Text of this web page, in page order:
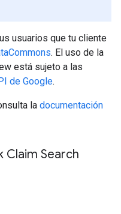
usuarios que tu cliente
. El uso de la
está sujeto a las
de Google.
la documentación
Claim Search